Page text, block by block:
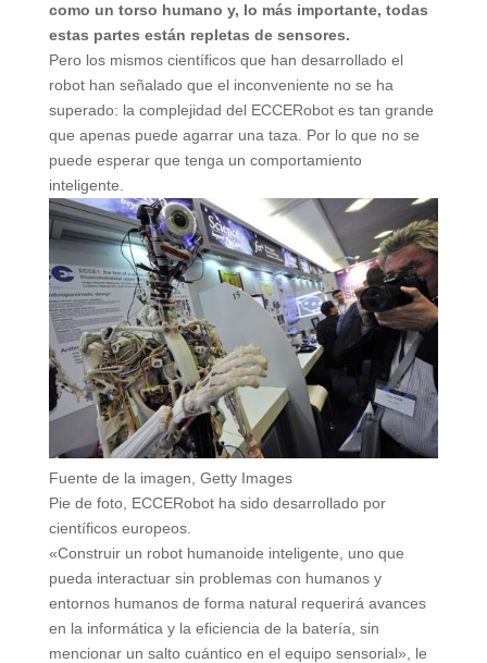
como un torso humano y, lo más importante, todas
estas partes están repletas de sensores.
Pero los mismos científicos que han desarrollado el
robot han señalado que el inconveniente no se ha
superado: la complejidad del ECCERobot es tan grande
que apenas puede agarrar una taza. Por lo que no se
puede esperar que tenga un comportamiento
inteligente.
Fuente de la imagen, Getty Images
Pie de foto, ECCERobot ha sido desarrollado por
científicos europeos.
«Construir un robot humanoide inteligente, uno que
pueda interactuar sin problemas con humanos y
entornos humanos de forma natural requerirá avances
en la informática y la eficiencia de la batería, sin
mencionar un salto cuántico en el equipo sensorial», le